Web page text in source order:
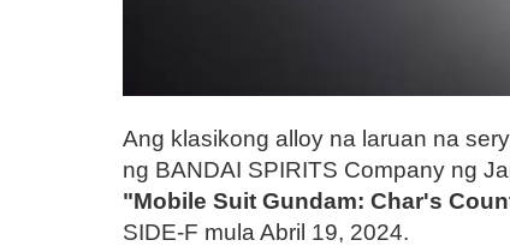
Ang klasikong alloy na laruan na
ng BANDAI SPIRITS Company ng
"Mobile Suit Gundam: Char's
SIDE-F mula Abril 19, 2024.